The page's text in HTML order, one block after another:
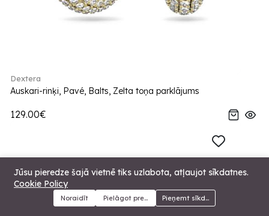
Menu Kategorijas Meklēt Grozs
Dextera
Auskari-rinķi, Pavé, Balts, Zelta toņa parklājums
129.00€
Jūsu pieredze šajā vietnē tiks uzlabota, atļaujot sīkdatnes.
Cookie Policy
Noraidīt Pielāgot preferencesPieņemt sīkdatnes